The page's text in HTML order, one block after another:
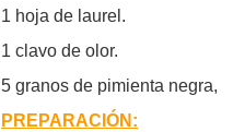
1 hoja de laurel.
1 clavo de olor.
5 granos de pimienta negra,
PREPARACIÓN: